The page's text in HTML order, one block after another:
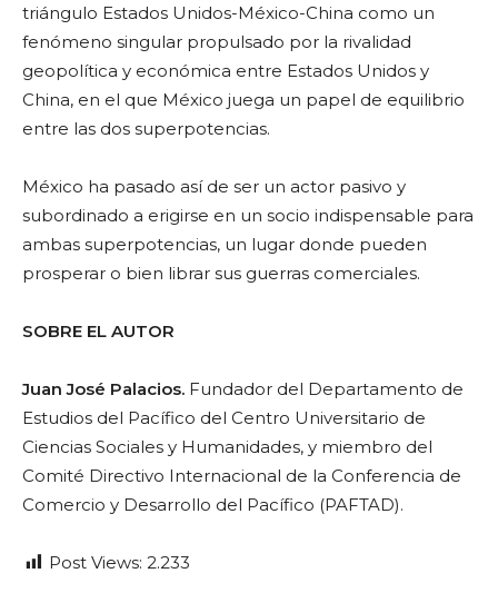
triángulo Estados Unidos-México-China como un
fenómeno singular propulsado por la rivalidad
geopolítica y económica entre Estados Unidos y
China, en el que México juega un papel de equilibrio
entre las dos superpotencias.
México ha pasado así de ser un actor pasivo y
subordinado a erigirse en un socio indispensable para
ambas superpotencias, un lugar donde pueden
prosperar o bien librar sus guerras comerciales.
SOBRE EL AUTOR
Juan José Palacios. Fundador del Departamento de
Estudios del Pacífico del Centro Universitario de
Ciencias Sociales y Humanidades, y miembro del
Comité Directivo Internacional de la Conferencia de
Comercio y Desarrollo del Pacífico (PAFTAD).
Post Views: 2.233